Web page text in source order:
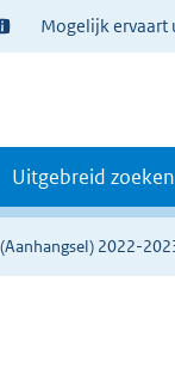
Mogelijk ervaart
Uitgebreid zoeken
2022-